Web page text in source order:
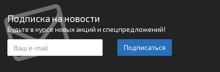
Подписка на новости
Будьте в курсе новых акций и спецпредложений!
Подписаться